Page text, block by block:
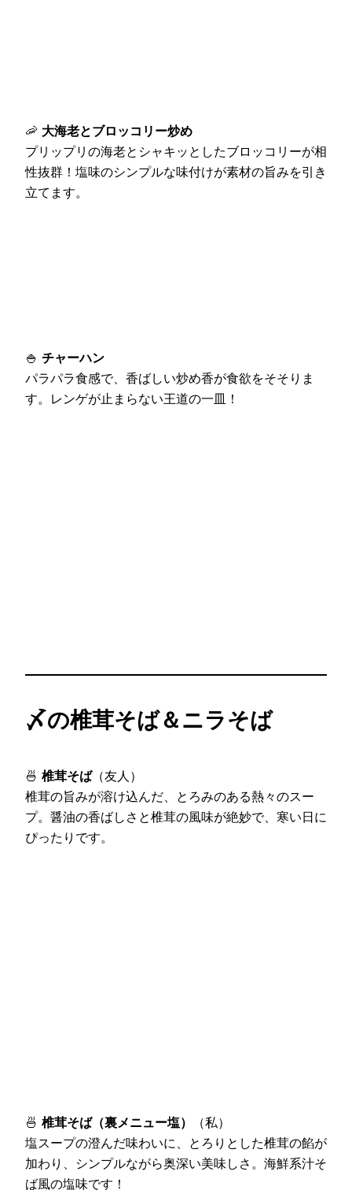
🦐 大海老とブロッコリー炒め
プリップリの海老とシャキッとしたブロッコリーが相
性抜群！塩味のシンプルな味付けが素材の旨みを引き
立てます。
🍚 チャーハン
パラパラ食感で、香ばしい炒め香が食欲をそそりま
す。レンゲが止まらない王道の一皿！
〆の椎茸そば＆ニラそば
🍜 椎茸そば（友人）
椎茸の旨みが溶け込んだ、とろみのある熱々のスー
プ。醤油の香ばしさと椎茸の風味が絶妙で、寒い日に
ぴったりです。
🍜 椎茸そば（裏メニュー塩）
（私）
塩スープの澄んだ味わいに、とろりとした椎茸の餡が
加わり、シンプルながら奥深い美味しさ。海鮮系汁そ
ば風の塩味です！